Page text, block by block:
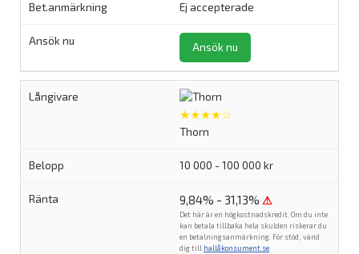
Ej accepterade
Ansök nu
★★★★☆
Thorn
10 000 - 100 000 kr
9,84% - 31,13% ⚠
Det här är en högkostnadskredit. Om du inte
kan betala tillbaka hela skulden riskerar du
en betalningsanmärkning. För stöd, vänd
dig till hallåkonsument.se